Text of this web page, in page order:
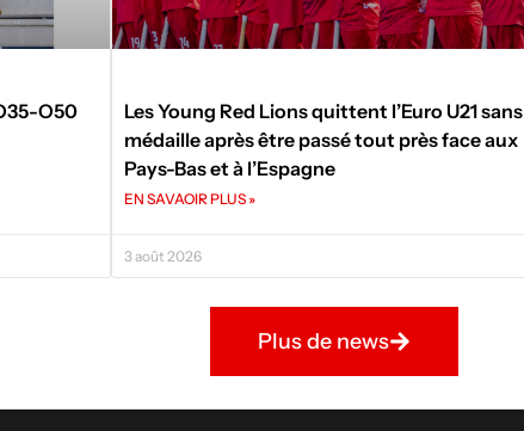
O50
Les Young Red Lions quittent l’Euro U21 sans
médaille après être passé tout près face aux
Pays-Bas et à l’Espagne
EN SAVAOIR PLUS »
3 août 2026
Plus de news